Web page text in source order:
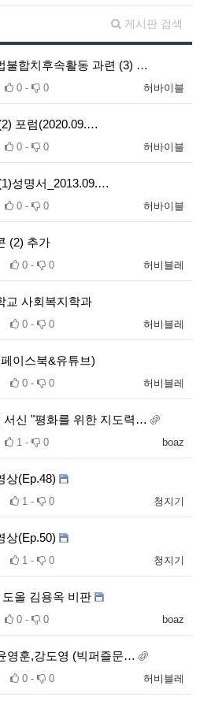
게시판 검색
불합치후속활동 과련 (3) …
허바이블
0 - 0
포럼(2020.09.…
허바이블
0 - 0
성명서_2013.09.…
허바이블
0 - 0
(2) 추가
허비블레
0 - 0
교 사회복지학과
허비블레
0 - 0
이스북&유튜브)
허비블레
0 - 0
서신 "평화를 위한 지도력…
boaz
1 - 0
상(Ep.48)
청지기
1 - 0
상(Ep.50)
청지기
1 - 0
올 김용옥 비판
boaz
0 - 0
영훈,강도영 (빅퍼즐문…
허비블레
0 - 0